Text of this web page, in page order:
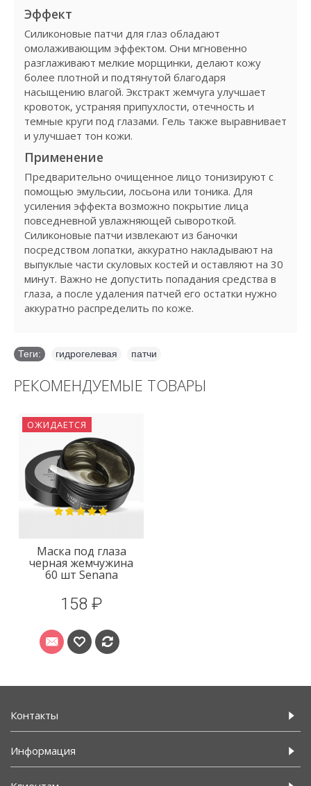
Эффект
Силиконовые патчи для глаз обладают
омолаживающим эффектом. Они мгновенно
разглаживают мелкие морщинки, делают кожу
более плотной и подтянутой благодаря
насыщению влагой. Экстракт жемчуга улучшает
кровоток, устраняя припухлости, отечность и
темные круги под глазами. Гель также выравнивает
и улучшает тон кожи.
Применение
Предварительно очищенное лицо тонизируют с
помощью эмульсии, лосьона или тоника. Для
усиления эффекта возможно покрытие лица
повседневной увлажняющей сывороткой.
Силиконовые патчи извлекают из баночки
посредством лопатки, аккуратно накладывают на
выпуклые части скуловых костей и оставляют на 30
минут. Важно не допустить попадания средства в
глаза, а после удаления патчей его остатки нужно
аккуратно распределить по коже.
Теги: гидрогелевая патчи
РЕКОМЕНДУЕМЫЕ ТОВАРЫ
ОЖИДАЕТСЯ
Маска под глаза
черная жемчужина
60 шт Senana
158 ₽
Контакты
Информация